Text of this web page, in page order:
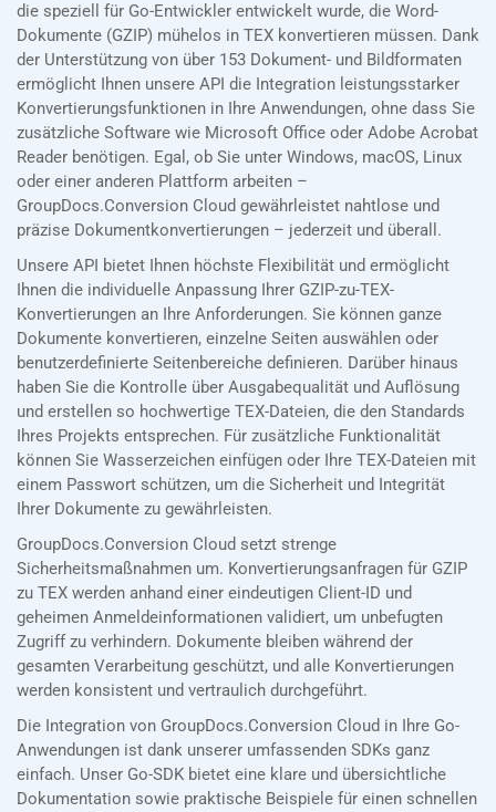
die speziell für Go-Entwickler entwickelt wurde, die Word-
Dokumente (GZIP) mühelos in TEX konvertieren müssen. Dank
der Unterstützung von über 153 Dokument- und Bildformaten
ermöglicht Ihnen unsere API die Integration leistungsstarker
Konvertierungsfunktionen in Ihre Anwendungen, ohne dass Sie
zusätzliche Software wie Microsoft Office oder Adobe Acrobat
Reader benötigen. Egal, ob Sie unter Windows, macOS, Linux
oder einer anderen Plattform arbeiten –
GroupDocs.Conversion Cloud gewährleistet nahtlose und
präzise Dokumentkonvertierungen – jederzeit und überall.
Unsere API bietet Ihnen höchste Flexibilität und ermöglicht
Ihnen die individuelle Anpassung Ihrer GZIP-zu-TEX-
Konvertierungen an Ihre Anforderungen. Sie können ganze
Dokumente konvertieren, einzelne Seiten auswählen oder
benutzerdefinierte Seitenbereiche definieren. Darüber hinaus
haben Sie die Kontrolle über Ausgabequalität und Auflösung
und erstellen so hochwertige TEX-Dateien, die den Standards
Ihres Projekts entsprechen. Für zusätzliche Funktionalität
können Sie Wasserzeichen einfügen oder Ihre TEX-Dateien mit
einem Passwort schützen, um die Sicherheit und Integrität
Ihrer Dokumente zu gewährleisten.
GroupDocs.Conversion Cloud setzt strenge
Sicherheitsmaßnahmen um. Konvertierungsanfragen für GZIP
zu TEX werden anhand einer eindeutigen Client-ID und
geheimen Anmeldeinformationen validiert, um unbefugten
Zugriff zu verhindern. Dokumente bleiben während der
gesamten Verarbeitung geschützt, und alle Konvertierungen
werden konsistent und vertraulich durchgeführt.
Die Integration von GroupDocs.Conversion Cloud in Ihre Go-
Anwendungen ist dank unserer umfassenden SDKs ganz
einfach. Unser Go-SDK bietet eine klare und übersichtliche
Dokumentation sowie praktische Beispiele für einen schnellen